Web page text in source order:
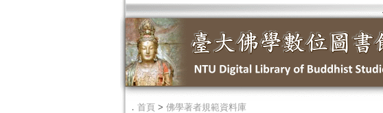
． 首頁> 佛學著者規範資料庫